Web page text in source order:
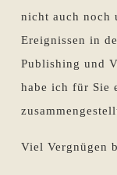
nicht auch noch
Ereignissen in
Publishing und
habe ich für Sie
Viel Vergnügen